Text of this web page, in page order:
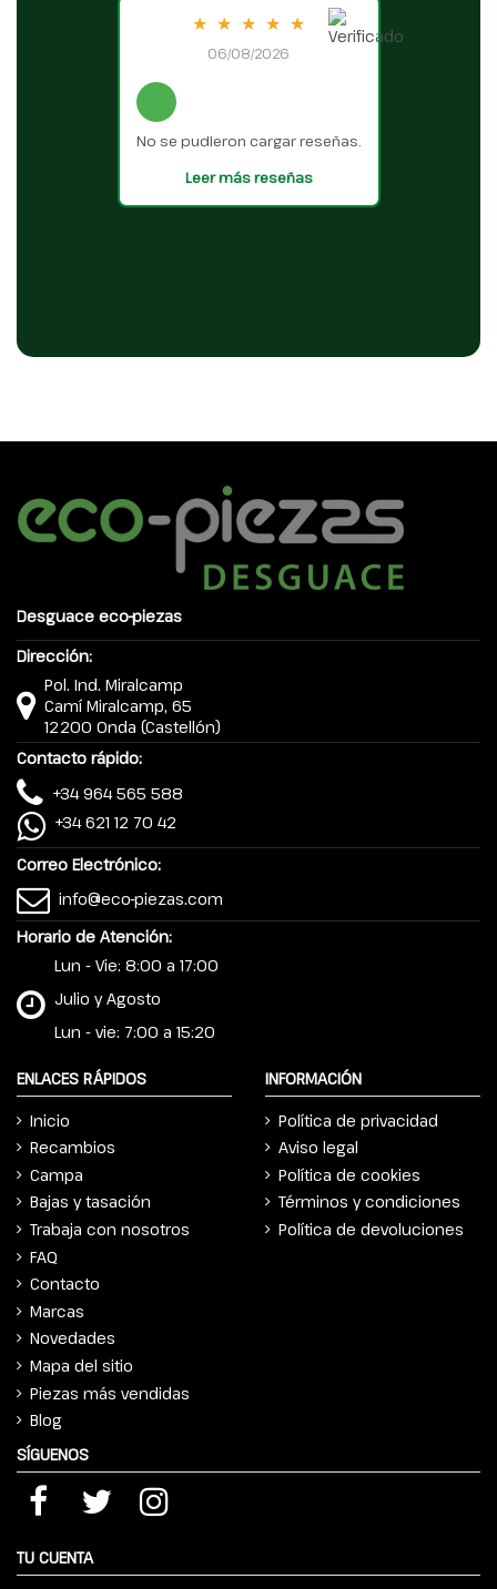
★ ★ ★ ★ ★
06/08/2026
No se pudieron cargar reseñas.
Leer más reseñas
Desguace eco-piezas
Dirección:
Pol. Ind. Miralcamp
Camí Miralcamp, 65
12200 Onda (Castellón)
Contacto rápido:
+34 964 565 588
+34 621 12 70 42
Correo Electrónico:
info@eco-piezas.com
Horario de Atención:
Lun - Vie: 8:00 a 17:00
Julio y Agosto
Lun - vie: 7:00 a 15:20
ENLACES RÁPIDOS
Inicio
Recambios
Campa
Bajas y tasación
Trabaja con nosotros
FAQ
Contacto
Marcas
Novedades
Mapa del sitio
Piezas más vendidas
Blog
INFORMACIÓN
Política de privacidad
Aviso legal
Política de cookies
Términos y condiciones
Política de devoluciones
SÍGUENOS
TU CUENTA